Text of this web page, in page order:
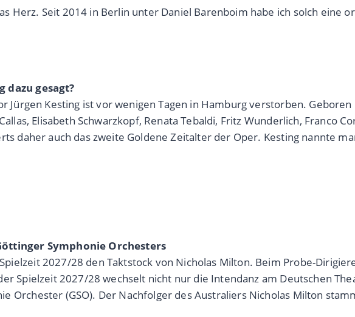
Herz. Seit 2014 in Berlin unter Daniel Barenboim habe ich solch eine
dazu gesagt?
Jürgen Kesting ist vor wenigen Tagen in Hamburg verstorben.
Elisabeth Schwarzkopf, Renata Tebaldi, Fritz Wunderlich, Franco
daher auch das zweite Goldene Zeitalter der Oper. Kesting nannte
Symphonie Orchesters
2027/28 den Taktstock von Nicholas Milton. Beim Probe-
Spielzeit 2027/28 wechselt nicht nur die Intendanz am Deutschen
Orchester (GSO). Der Nachfolger des Australiers Nicholas Milton